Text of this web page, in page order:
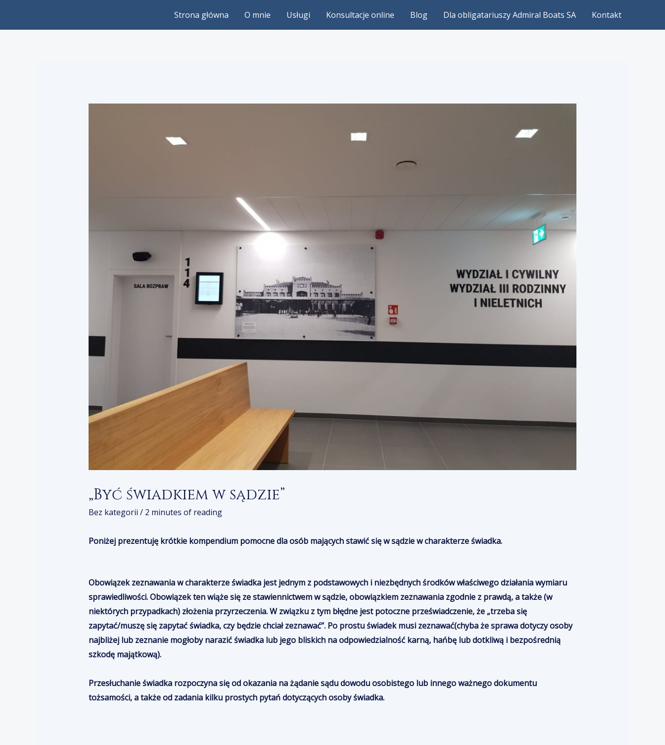
Strona główna O mnie Usługi Konsultacje online Blog Dla obligatariuszy Admiral Boats SA Kontakt
„Być świadkiem w sądzie”
Bez kategorii / 2 minutes of reading
Poniżej prezentujękrótkie kompendium pomocne dla osób mających stawić się w sądzie w charakterze świadka.
Obowiązek zeznawania w charakterze świadka jest jednym z podstawowych i niezbędnych środków właściwego działania wymiaru
sprawiedliwości. Obowiązek ten wiąże się ze stawiennictwem w sądzie, obowiązkiem zeznawania zgodnie z prawdą, a także (w
niektórych przypadkach) złożenia przyrzeczenia. Wzwiązkuz tym błędne jest potoczne przeświadczenie, że „trzeba się
zapytać/muszę się zapytać świadka, czy będzie chciał zeznawać”. Po prostu świadek musi zeznawać(chyba że sprawa dotyczy osoby
najbliżej lub zeznanie mogłoby narazićświadkalub jego bliskich na odpowiedzialność karną, hańbę lub dotkliwą i bezpośrednią
szkodę majątkową).
Przesłuchanie świadka rozpoczyna się od okazania na żądanie sądu dowodu osobistego lub innego ważnego dokumentu
tożsamości, a także od zadania kilku prostych pytań dotyczących osoby świadka.